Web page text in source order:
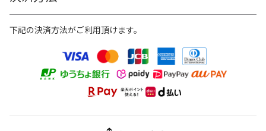
下記の決済方法がご利用頂けます。